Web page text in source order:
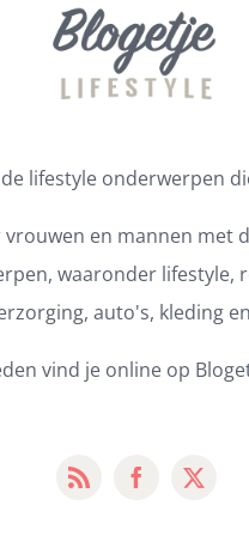
lifestyle onderwerpen
en mannen met
waaronder lifestyle,
auto's, kleding
vind je online op